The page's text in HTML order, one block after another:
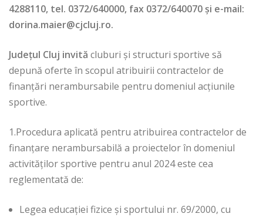
4288110, tel. 0372/640000, fax 0372/640070 şi e-mail:
dorina.maier@cjcluj.ro.
Județul Cluj invită cluburi și structuri sportive să
depună oferte în scopul atribuirii contractelor de
finanțări nerambursabile pentru domeniul acțiunile
sportive.
1.Procedura aplicată pentru atribuirea contractelor de
finanțare nerambursabilă a proiectelor în domeniul
activităților sportive pentru anul 2024 este cea
reglementată de:
Legea educaţiei fizice şi sportului nr. 69/2000, cu